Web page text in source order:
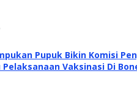
Pupuk Bikin Komisi
Pelaksanaan Vaksinasi Di